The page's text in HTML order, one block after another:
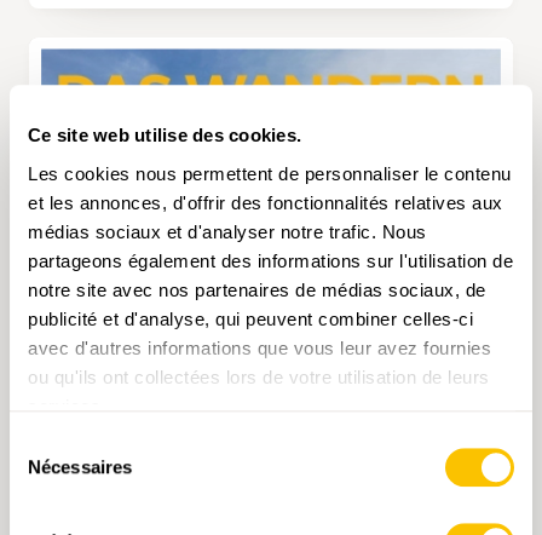
Ce site web utilise des cookies.
Les cookies nous permettent de personnaliser le contenu
et les annonces, d'offrir des fonctionnalités relatives aux
médias sociaux et d'analyser notre trafic. Nous
partageons également des informations sur l'utilisation de
notre site avec nos partenaires de médias sociaux, de
publicité et d'analyse, qui peuvent combiner celles-ci
avec d'autres informations que vous leur avez fournies
ou qu'ils ont collectées lors de votre utilisation de leurs
Nécessaires